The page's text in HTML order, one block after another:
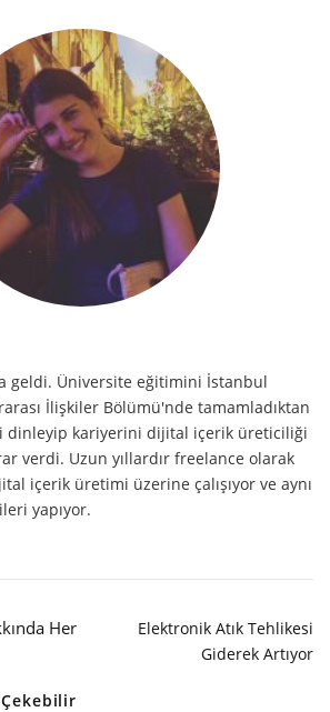
geldi. Üniversite eğitimini İstanbul
İlişkiler Bölümü'nde tamamladıktan
dinleyip kariyerini dijital içerik üreticiliği
verdi. Uzun yıllardır freelance olarak
içerik üretimi üzerine çalışıyor ve aynı
yapıyor.
Her
Elektronik Atık Tehlikesi
Giderek Artıyor